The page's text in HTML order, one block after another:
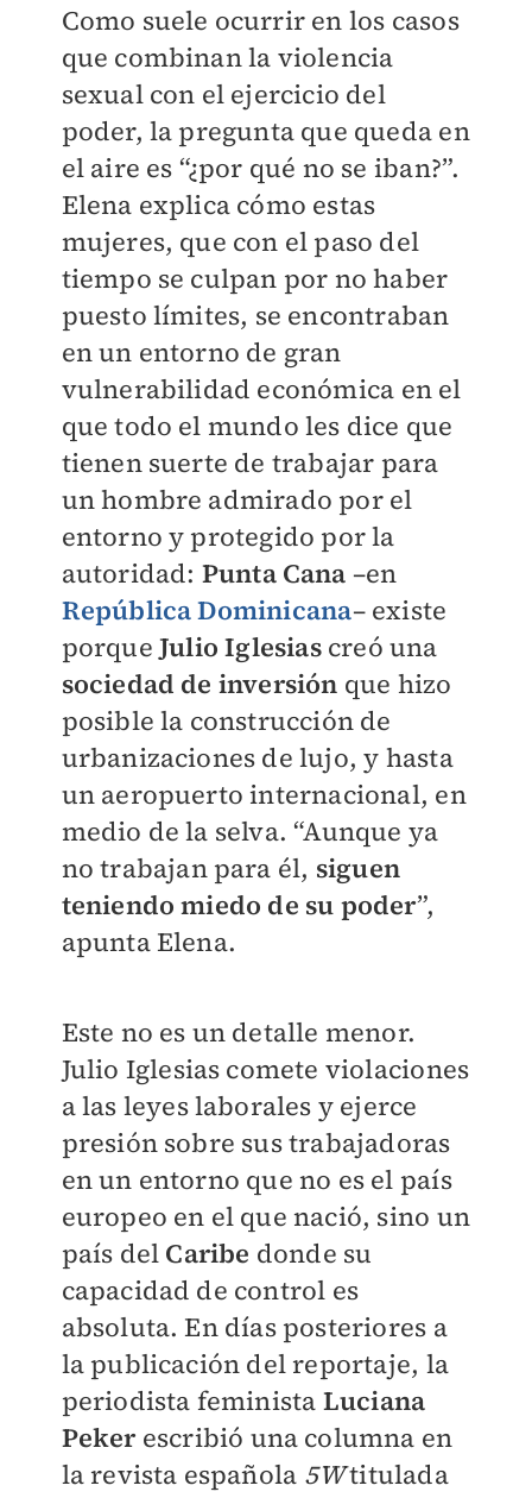
Como suele ocurrir en los casos
que combinan la violencia
sexual con el ejercicio del
poder, la pregunta que queda en
el aire es “¿por qué no se iban?”.
Elena explica cómo estas
mujeres, que con el paso del
tiempo se culpan por no haber
puesto límites, se encontraban
en un entorno de gran
vulnerabilidad económica en el
que todo el mundo les dice que
tienen suerte de trabajar para
un hombre admirado por el
entorno y protegido por la
autoridad: Punta Cana –en
República Dominicana– existe
porque Julio Iglesiascreó una
sociedad de inversión que hizo
posible la construcción de
urbanizaciones de lujo, y hasta
un aeropuerto internacional, en
medio de la selva. “Aunque ya
no trabajan para él, siguen
teniendo miedo de su poder”,
apunta Elena.
Este no es un detalle menor.
Julio Iglesias comete violaciones
a las leyes laborales y ejerce
presión sobre sus trabajadoras
en un entorno que no es el país
europeo en el que nació, sino un
país del Caribe donde su
capacidad de control es
absoluta. En días posteriores a
la publicación del reportaje, la
periodista feminista Luciana
Pekerescribió una columna en
la revista española 5Wtitulada